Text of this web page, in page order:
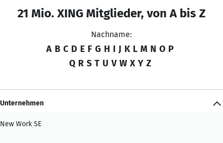
21 Mio. XING Mitglieder, von A bis Z
Nachname:
A B C D E F G H I J K L M N O P
Q R S T U V W X Y Z
Unternehmen
New Work SE